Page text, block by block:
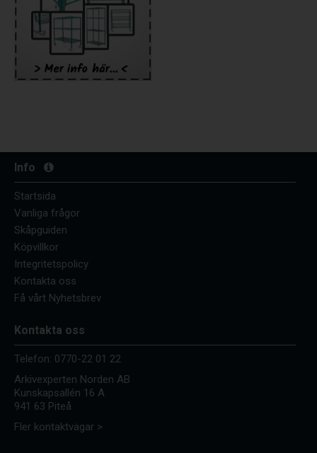
Info
Startsida
Vanliga frågor
Skåpguiden
Köpvillkor
Integritetspolicy
Kontakta oss
Få vårt Nyhetsbrev
Kontakta oss
Telefon: 0770-22 01 22
Arkivexperten Norden AB
Kunskapsallén 16 A
941 63 Piteå
Fler kontaktvägar >